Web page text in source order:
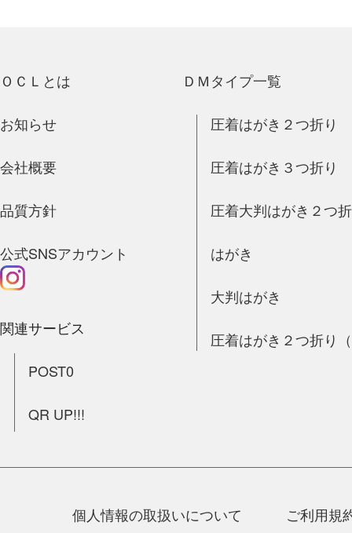
ＯＣＬとは
お知らせ
会社概要
品質方針
公式SNSアカウント
関連サービス
POST0
QR UP!!!
ＤＭタイプ一覧
圧着はがき２つ折り
圧着はがき３つ折り
圧着大判はがき２つ
はがき
大判はがき
圧着はがき２つ折り
個人情報の取扱いについて ご利用規